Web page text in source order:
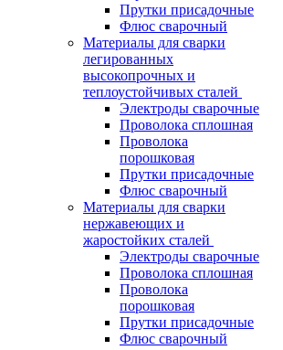
Прутки присадочные
Флюс сварочный
Материалы для сварки
легированных
высокопрочных и
теплоустойчивых сталей
Электроды сварочные
Проволока сплошная
Проволока
порошковая
Прутки присадочные
Флюс сварочный
Материалы для сварки
нержавеющих и
жаростойких сталей
Электроды сварочные
Проволока сплошная
Проволока
порошковая
Прутки присадочные
Флюс сварочный